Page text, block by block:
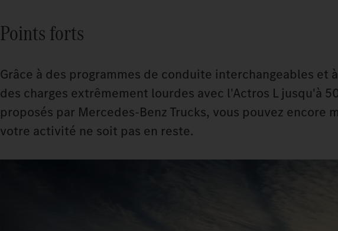
Points forts
Grâce à des programmes de conduite interchangeables et
des charges extrêmement lourdes avec l'Actros L jusqu'à
proposés par Mercedes‑Benz Trucks, vous pouvez
votre activité ne soit pas en reste.